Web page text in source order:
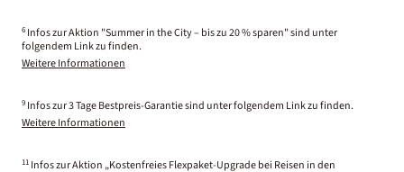
6 Infos zur Aktion "Summer in the City – bis zu 20 % sparen" sind unter
folgendem Link zu finden.
Weitere Informationen
9 Infos zur 3 Tage Bestpreis-Garantie sind unter folgendem Link zu finden.
Weitere Informationen
11 Infos zur Aktion „Kostenfreies Flexpaket-Upgrade bei Reisen in den